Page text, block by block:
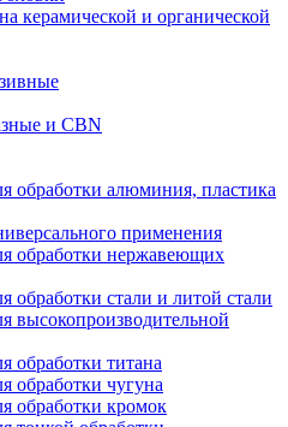
керамической и органической
и CBN
обработки алюминия, пластика
применения
обработки нержавеющих
обработки стали и литой стали
высокопроизводительной
обработки титана
обработки чугуна
обработки кромок